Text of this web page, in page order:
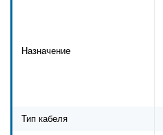
Назначение
Тип кабеля